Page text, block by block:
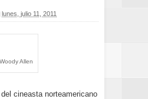
lunes, julio 11, 2011
Woody Allen
cineasta norteamericano